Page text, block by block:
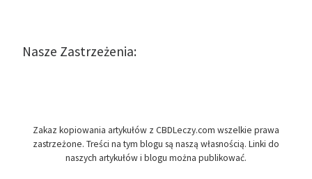
Nasze Zastrzeżenia:
Zakaz kopiowania artykułów z CBDLeczy.com wszelkie prawa
zastrzeżone. Treści na tym blogu są naszą własnością. Linki do
naszych artykułów i blogu można publikować.